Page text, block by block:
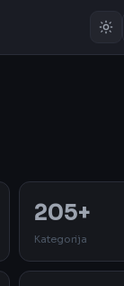
205+
Kategorija